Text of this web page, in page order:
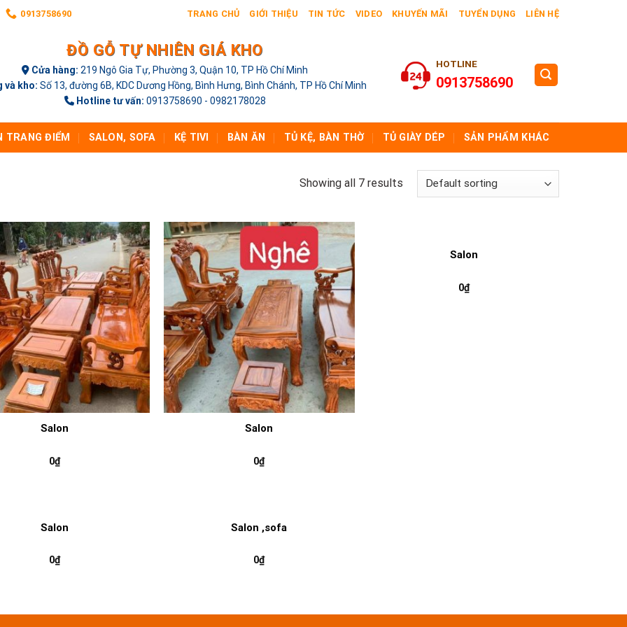
0913758690 TRANG CHỦ GIỚI THIỆU TIN TỨC VIDEO KHUYẾN MÃI TUYỂN DỤNG LIÊN HỆ
ĐỒ GỖ TỰ NHIÊN GIÁ KHO
Cửa hàng: 219 Ngô Gia Tự, Phường 3, Quận 10, TP Hồ Chí Minh
và kho: Số 13, đường 6B, KDC Dương Hồng, Bình Hưng, Bình Chánh, TP Hồ Chí Minh
Hotline tư vấn: 0913758690 - 0982178028
HOTLINE
0913758690
TRANG ĐIỂM SALON, SOFA KỆ TIVI BÀN ĂN TỦ KỆ, BÀN THỜ TỦ GIÀY DÉP SẢN PHẨM KHÁC
Showing all 7 results
Salon
0₫
Salon
0₫
Salon
0₫
Salon
0₫
Salon ,sofa
0₫